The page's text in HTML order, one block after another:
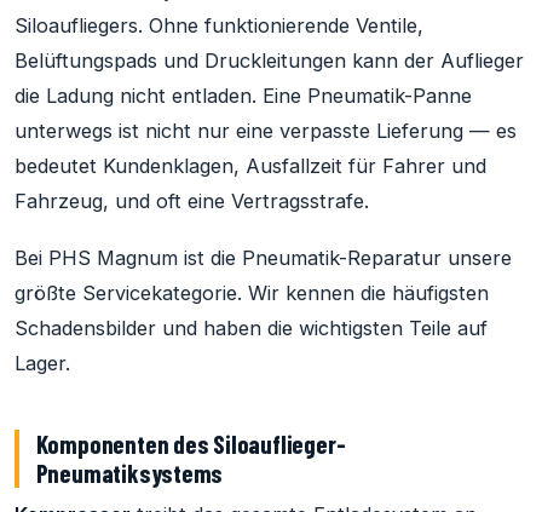
Siloaufliegers. Ohne funktionierende Ventile,
Belüftungspads und Druckleitungen kann der Auflieger
die Ladung nicht entladen. Eine Pneumatik-Panne
unterwegs ist nicht nur eine verpasste Lieferung — es
bedeutet Kundenklagen, Ausfallzeit für Fahrer und
Fahrzeug, und oft eine Vertragsstrafe.
Bei PHS Magnum ist die Pneumatik-Reparatur unsere
größte Servicekategorie. Wir kennen die häufigsten
Schadensbilder und haben die wichtigsten Teile auf
Lager.
Komponenten des Siloauflieger-
Pneumatiksystems